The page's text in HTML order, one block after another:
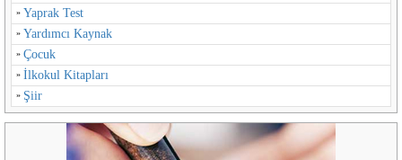
Yaprak Test
Yardımcı Kaynak
Çocuk
İlkokul Kitapları
Şiir